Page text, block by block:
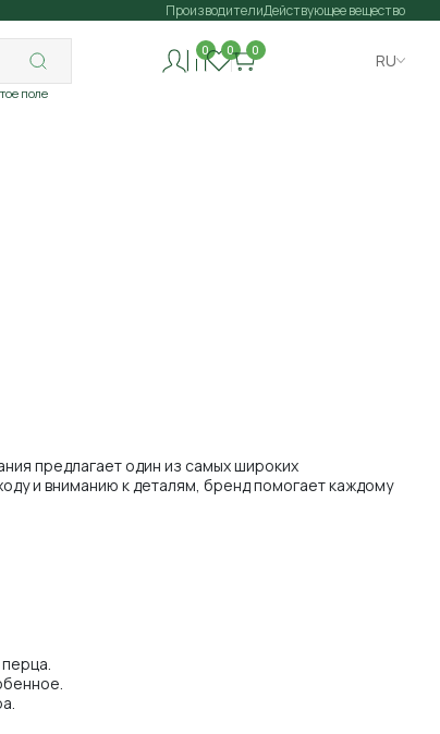
ПроизводителиДействующее вещество
поле
0 0 0
RU
предлагает один из самых широких
и вниманию к деталям, бренд помогает каждому